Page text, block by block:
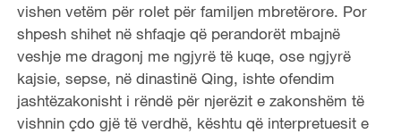
vishen vetëm për rolet për familjen mbretërore. Por
shpesh shihet në shfaqje që perandorët mbajnë
veshje me dragonj me ngjyrë të kuqe, ose ngjyrë
kajsie, sepse, në dinastinë Qing, ishte ofendim
jashtëzakonisht i rëndë për njerëzit e zakonshëm të
vishnin çdo gjë të verdhë, kështu që interpretuesit e